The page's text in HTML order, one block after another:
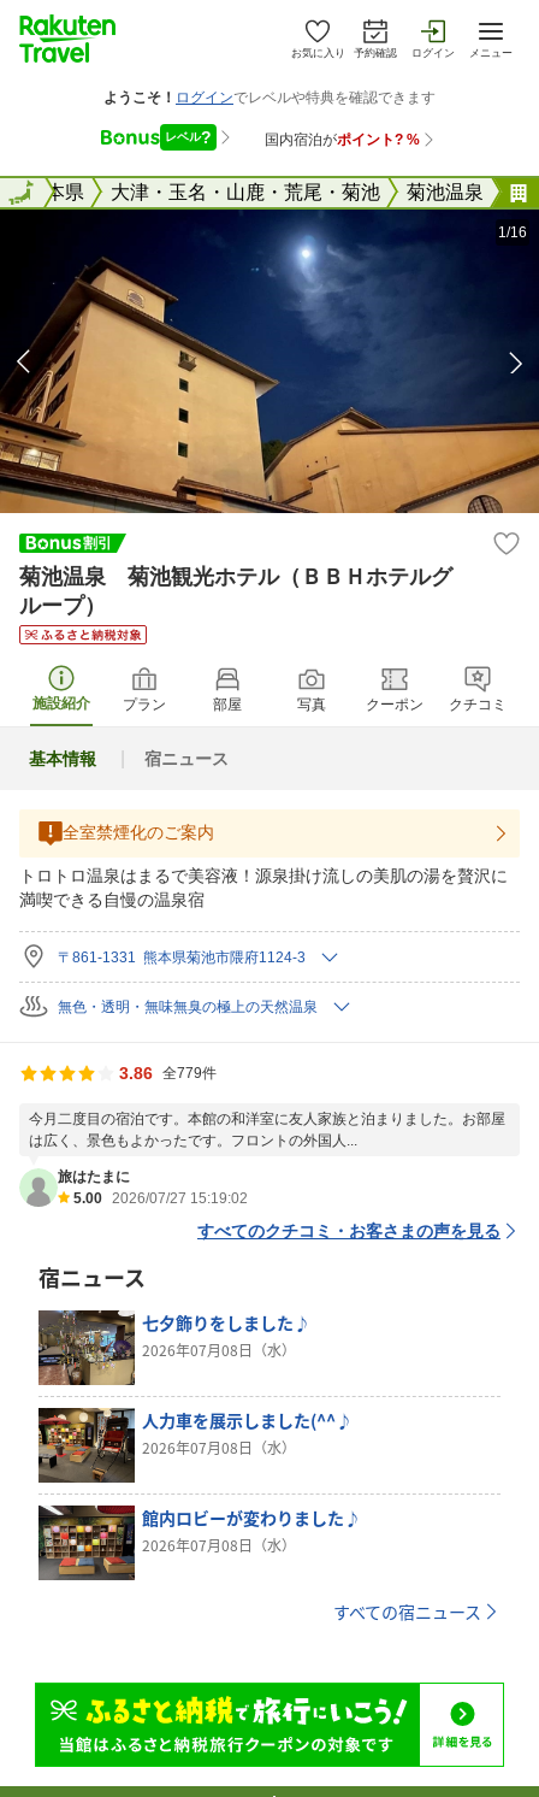
お気に入り 予約確認 ログイン メニュー
全国熊本県 大津・玉名・山鹿・荒尾・菊池 菊池温泉
全国
1/16
菊池温泉 菊池観光ホテル（ＢＢＨホテルグ
ループ）
施設紹介 プラン 部屋 写真 クーポン クチコミ
基本情報 宿ニュース
全室禁煙化のご案内
トロトロ温泉はまるで美容液！源泉掛け流しの美肌の湯を贅沢に
満喫できる自慢の温泉宿
〒861-1331 熊本県菊池市隈府1124-3
無色・透明・無味無臭の極上の天然温泉
3.86 全779件
今月二度目の宿泊です。本館の和洋室に友人家族と泊まりました。お部屋
は広く、景色もよかったです。フロントの外国人...
旅はたまに
5.00 2026/07/27 15:19:02
すべてのクチコミ・お客さまの声を見る
宿ニュース
七夕飾りをしました♪
2026年07月08日（水）
人力車を展示しました(^^♪
2026年07月08日（水）
館内ロビーが変わりました♪
2026年07月08日（水）
すべての宿ニュース